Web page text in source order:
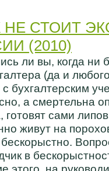
НЕ СТОИТ
(2010)
ли вы, когда ни
(да и
с бухгалтерским
а смертельна
готовят сами
живут на
в